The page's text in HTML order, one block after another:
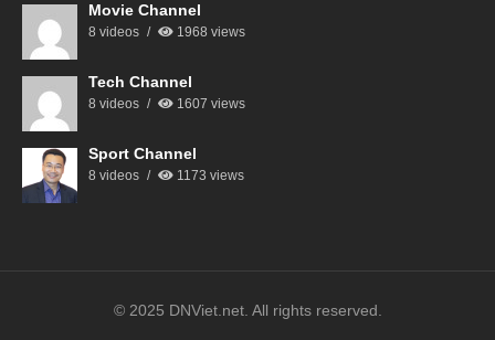
Movie Channel
8 videos 1968 views
Tech Channel
8 videos 1607 views
Sport Channel
8 videos 1173 views
© 2025 DNViet.net. All rights reserved.